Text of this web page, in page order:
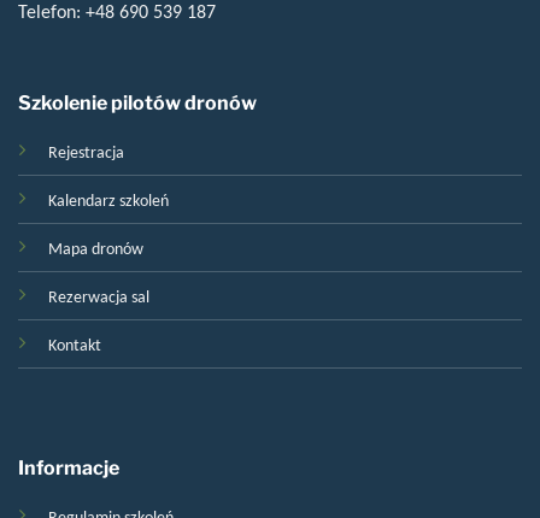
Telefon: +48 690 539 187
Szkolenie pilotów dronów
Rejestracja
Kalendarz szkoleń
Mapa dronów
Rezerwacja sal
Kontakt
Informacje